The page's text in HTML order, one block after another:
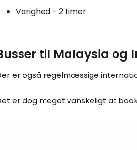
Varighed - 2 timer
til Malaysia og
er også regelmæssige
er dog meget vanskeligt at